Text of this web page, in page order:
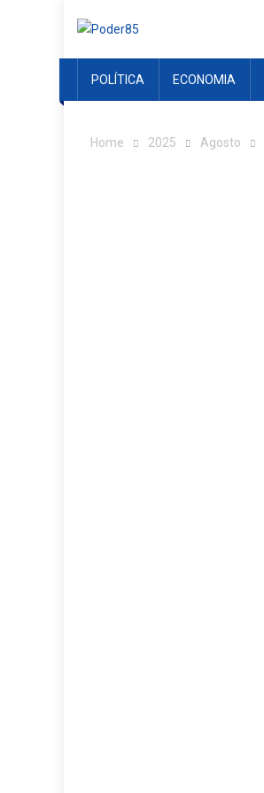
POLÍTICA
ECONOMIA
Home 2025 Agosto